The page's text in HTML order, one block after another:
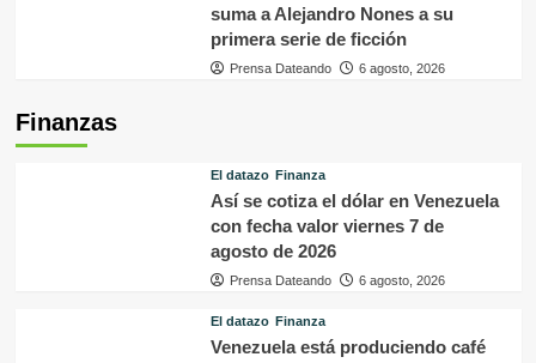
suma a Alejandro Nones a su
primera serie de ficción
Prensa Dateando 6 agosto, 2026
Finanzas
El datazo Finanza
Así se cotiza el dólar en Venezuela
con fecha valor viernes 7 de
agosto de 2026
Prensa Dateando 6 agosto, 2026
El datazo Finanza
Venezuela está produciendo café